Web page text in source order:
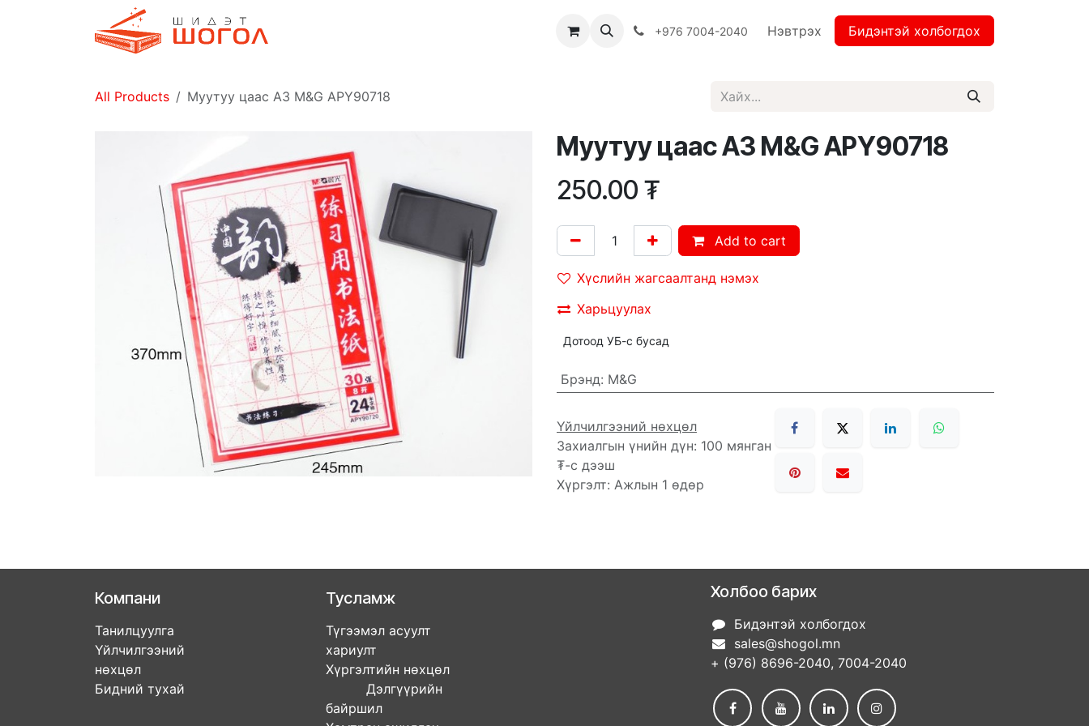
Хямдрал ♻️ Эко шогол+976 7004-2040 Нэвтрэх Бидэнтэй холбогдох
All Products Муутуу цаас A3 M&G APY90718
Муутуу цаас A3 M&G APY90718
250.00 ₮
Add to cart
Хүслийн жагсаалтанд нэмэх
Харьцуулах
Дотоод УБ-с бусад
Брэнд: M&G
Үйлчилгээний нөхцөл
Захиалгын үнийн дүн: 100 мянган
₮-с дээш
Хүргэлт: Ажлын 1 өдөр
Компани
Танилцуулга
Үйлчилгээний
нөхцөл
Бидний тухай
Тусламж
Түгээмэл асуулт
хариулт
Хүргэлтийн нөхцөл
Дэлгүүрийн
байршил
Холбоо барих
Бидэнтэй холбогдох
sales@shogol.mn
+ (976) 8696-2040, 7004-2040